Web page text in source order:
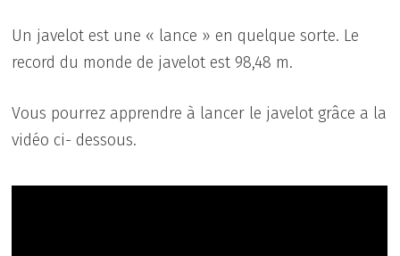
Un javelot est une « lance » en quelque sorte. Le
record du monde de javelot est 98,48 m.
Vous pourrez apprendre à lancer le javelot grâce a la
vidéo ci- dessous.